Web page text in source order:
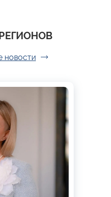
новости